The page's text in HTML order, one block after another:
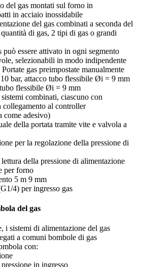
del gas montati sul forno in
in acciaio inossidabile
del gas combinati a seconda del
di gas, 2 tipi di gas o grandi
essere attivato in ogni segmento
selezionabili in modo indipendente
gas preimpostate manualmente
bar, attacco tubo flessibile Øi = 9 mm
flessibile Øi = 9 mm
combinati, ciascuno con
al controller
come adesivo)
della portata tramite vite e valvola a
per la regolazione della pressione di
della pressione di alimentazione
per forno
5 m 9 mm
4) per ingresso gas
del gas
i sistemi di alimentazione del gas
a comuni bombole di gas
con:
in ingresso